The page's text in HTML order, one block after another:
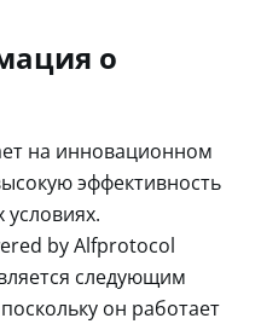
о
на инновационном
эффективность
by Alfprotocol
следующим
он работает